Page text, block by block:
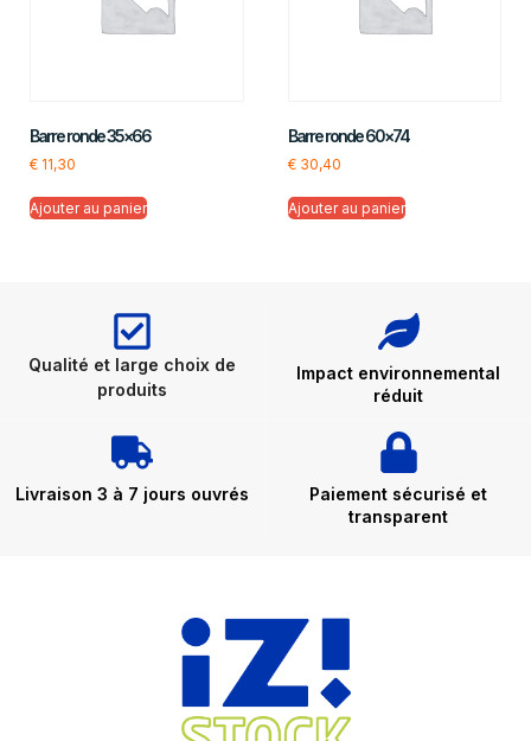
Barre ronde 35×66
€ 11,30
Ajouter au panier
Barre ronde 60×74
€30,40
Ajouter au panier
Qualité et large choix de
produits
Impact environnemental
réduit
Livraison 3 à 7 jours ouvrés
Paiement sécurisé et
transparent